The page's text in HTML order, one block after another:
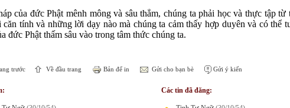
của đức Phật mênh mông và sâu thẳm, chúng ta phải học và thực tập
căn tính và những lời dạy nào mà chúng ta cảm thấy hợp duyên và có thể
đức Phật thấm sâu vào trong tâm thức chúng ta.
trước Về đầu trang Bản để in Gửi cho bạn bè Gửi ý kiến
Các tin đã đăng: